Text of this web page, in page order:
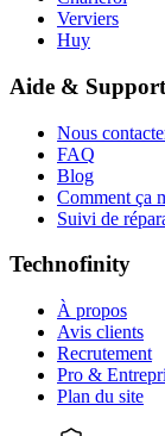
Verviers
Huy
Aide & Support
Nous
FAQ
Blog
Comment ça
Suivi de
Technofinity
À propos
Avis clients
Recrutement
Pro &
Plan du site